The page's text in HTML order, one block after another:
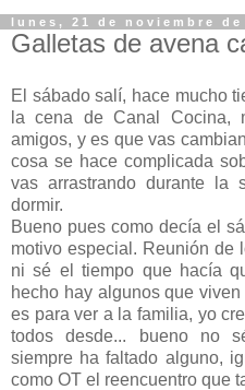
lunes, 21 de noviembre de
Galletas de avena
El sábado salí, hace mucho
la cena de Canal Cocina,
amigos, y es que vas
cosa se hace complicada
vas arrastrando durante la
dormir.
Bueno pues como decía el
motivo especial. Reunión de
ni sé el tiempo que hacía
hecho hay algunos que
es para ver a la familia, yo
todos desde... bueno no
siempre ha faltado alguno,
como OT el reencuentro que